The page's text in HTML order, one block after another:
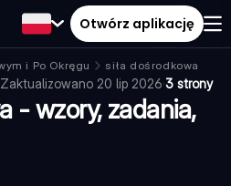
Otwórz aplikację
i Po Okręgu
siła dośrodkowa
Zaktualizowano 20 lip 2026·3 strony
- wzory, zadania,